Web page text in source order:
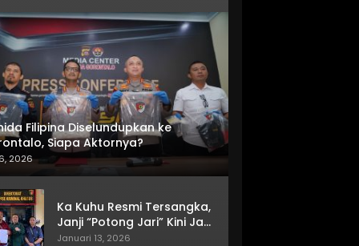
Filipina Diselundupkan ke
Siapa Aktornya?
2026
Ka Kuhu Resmi Tersangka,
Janji “Potong Jari” Kini Jadi
Bumerang
Januari 13, 2026